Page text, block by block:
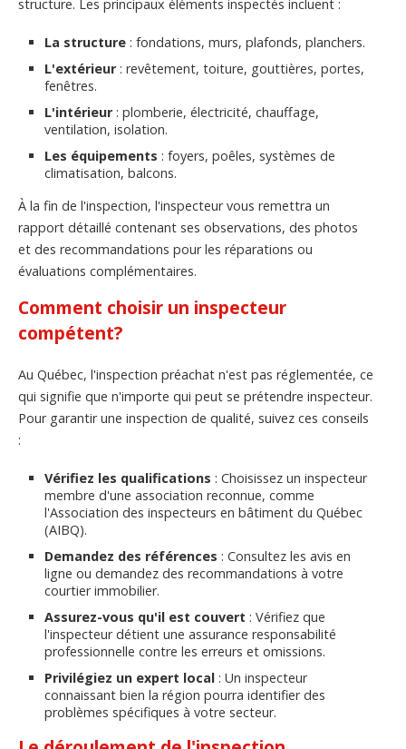
structure. Les principaux éléments inspectés incluent :
La structure: fondations, murs, plafonds, planchers.
L'extérieur: revêtement, toiture, gouttières, portes,
fenêtres.
L'intérieur: plomberie, électricité, chauffage,
ventilation, isolation.
Les équipements : foyers, poêles, systèmes de
climatisation, balcons.
À la fin de l'inspection, l'inspecteur vous remettra un
rapport détaillé contenant ses observations, des photos
et des recommandations pour les réparations ou
évaluations complémentaires.
Comment choisir un inspecteur
compétent?
Au Québec, l'inspection préachat n'est pas réglementée, ce
qui signifie que n'importe qui peut se prétendre inspecteur.
Pour garantir une inspection de qualité, suivez ces conseils
:
Vérifiez les qualifications : Choisissez un inspecteur
membre d'une association reconnue, comme
l'Association des inspecteurs en bâtiment du Québec
(AIBQ).
Demandez des références : Consultez les avis en
ligne ou demandez des recommandations à votre
courtier immobilier.
Assurez-vous qu'il est couvert : Vérifiez que
l'inspecteur détient une assurance responsabilité
professionnelle contre les erreurs et omissions.
Privilégiez un expert local: Un inspecteur
connaissant bien la région pourra identifier des
problèmes spécifiques à votre secteur.